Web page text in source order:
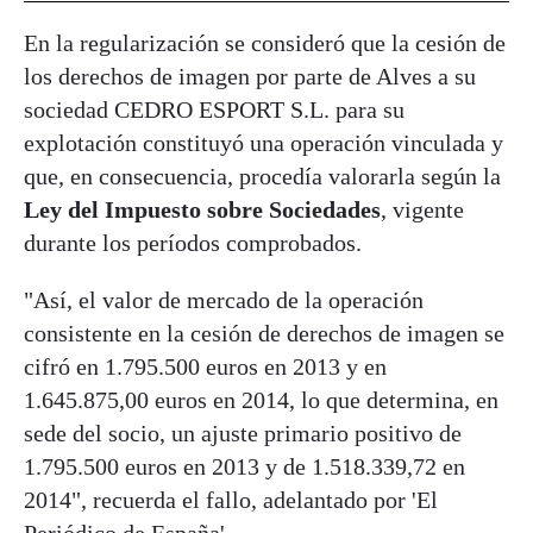
En la regularización se consideró que la cesión de
los derechos de imagen por parte de Alves a su
sociedad CEDRO ESPORT S.L. para su
explotación constituyó una operación vinculada y
que, en consecuencia, procedía valorarla según la
Ley del Impuesto sobre Sociedades, vigente
durante los períodos comprobados.
"Así, el valor de mercado de la operación
consistente en la cesión de derechos de imagen se
cifró en 1.795.500 euros en 2013 y en
1.645.875,00 euros en 2014, lo que determina, en
sede del socio, un ajuste primario positivo de
1.795.500 euros en 2013 y de 1.518.339,72 en
2014", recuerda el fallo, adelantado por 'El